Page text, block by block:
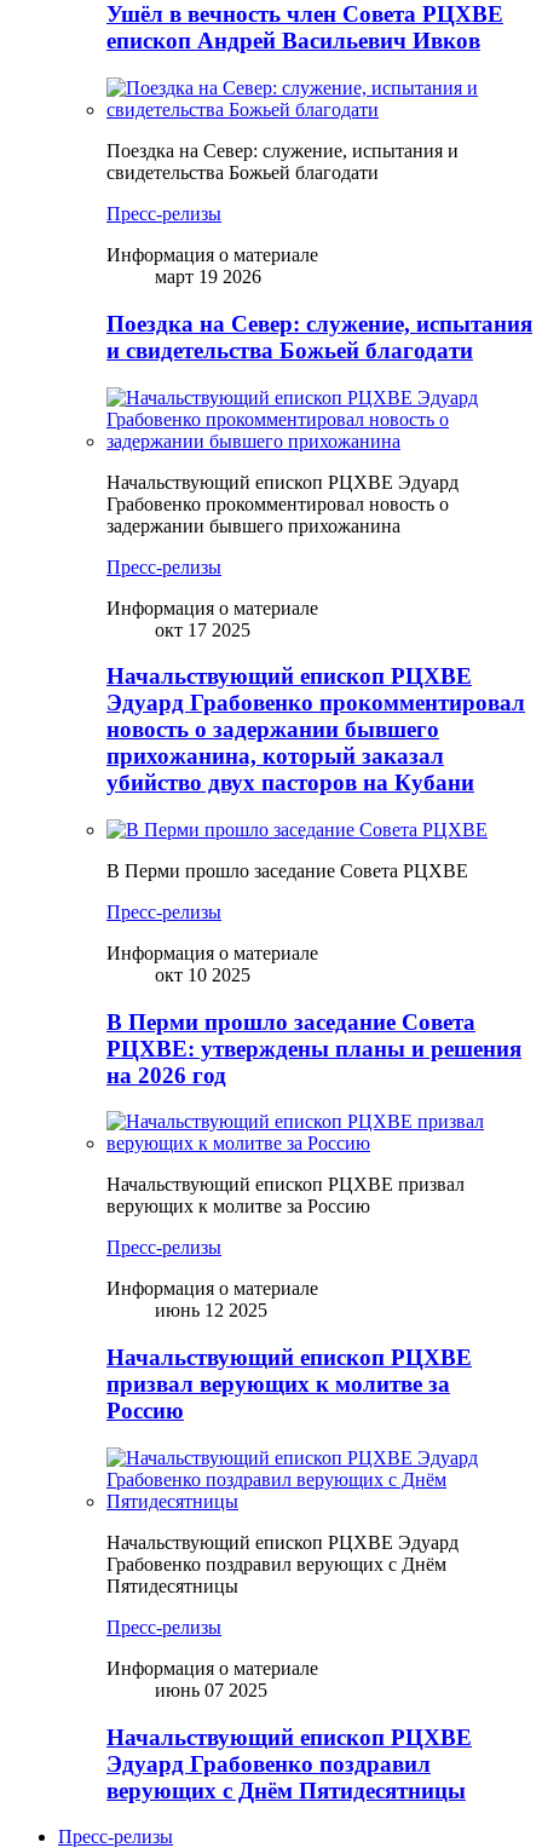
Ушёл в вечность член Совета РЦХВЕ
епископ Андрей Васильевич Ивков
Поездка на Север: служение, испытания и
свидетельства Божьей благодати
Пресс-релизы
Информация о материале
март 19 2026
Поездка на Север: служение, испытания
и свидетельства Божьей благодати
Начальствующий епископ РЦХВЕ Эдуард
Грабовенко прокомментировал новость о
задержании бывшего прихожанина
Пресс-релизы
Информация о материале
окт 17 2025
Начальствующий епископ РЦХВЕ
Эдуард Грабовенко прокомментировал
новость о задержании бывшего
прихожанина, который заказал
убийство двух пасторов на Кубани
В Перми прошло заседание Совета РЦХВЕ
Пресс-релизы
Информация о материале
окт 10 2025
В Перми прошло заседание Совета
РЦХВЕ: утверждены планы и решения
на 2026 год
Начальствующий епископ РЦХВЕ призвал
верующих к молитве за Россию
Пресс-релизы
Информация о материале
июнь 12 2025
Начальствующий епископ РЦХВЕ
призвал верующих к молитве за
Россию
Начальствующий епископ РЦХВЕ Эдуард
Грабовенко поздравил верующих с Днём
Пятидесятницы
Пресс-релизы
Информация о материале
июнь 07 2025
Начальствующий епископ РЦХВЕ
Эдуард Грабовенко поздравил
верующих с Днём Пятидесятницы
Пресс-релизы